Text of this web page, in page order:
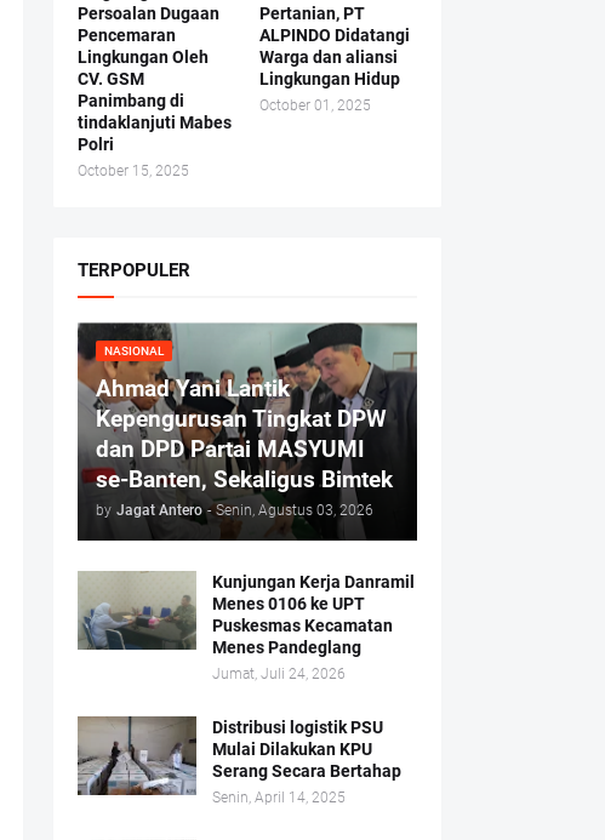
Persoalan Dugaan
Pencemaran
Lingkungan Oleh
CV. GSM
Panimbang di
tindaklanjuti Mabes
Polri
October 15, 2025
Pertanian, PT
ALPINDO Didatangi
Warga dan aliansi
Lingkungan Hidup
October 01, 2025
TERPOPULER
NASIONAL
Ahmad Yani Lantik
Kepengurusan Tingkat DPW
dan DPD Partai MASYUMI
se-Banten, Sekaligus Bimtek
by Jagat Antero - Senin, Agustus 03, 2026
Kunjungan Kerja Danramil
Menes 0106 ke UPT
Puskesmas Kecamatan
Menes Pandeglang
Jumat, Juli 24, 2026
Distribusi logistik PSU
Mulai Dilakukan KPU
Serang Secara Bertahap
Senin, April 14, 2025